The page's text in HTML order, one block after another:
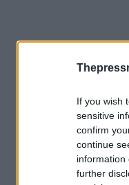
If you wish
sensitive
confirm
continue
information
further